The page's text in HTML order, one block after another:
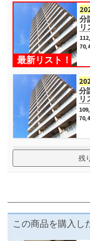
分
リ
最新リスト！
分
リ
分
分
分
分
分
分
分
残
この商品を購入し